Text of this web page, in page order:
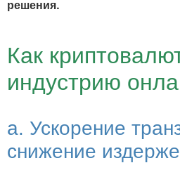
решения.
Как
индустрию
a. Ускорение
снижение